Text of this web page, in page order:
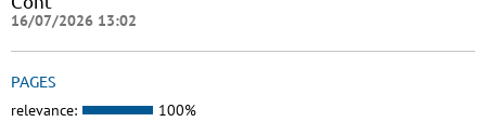
16/07/2026 13:02
PAGES
relevance: 100%